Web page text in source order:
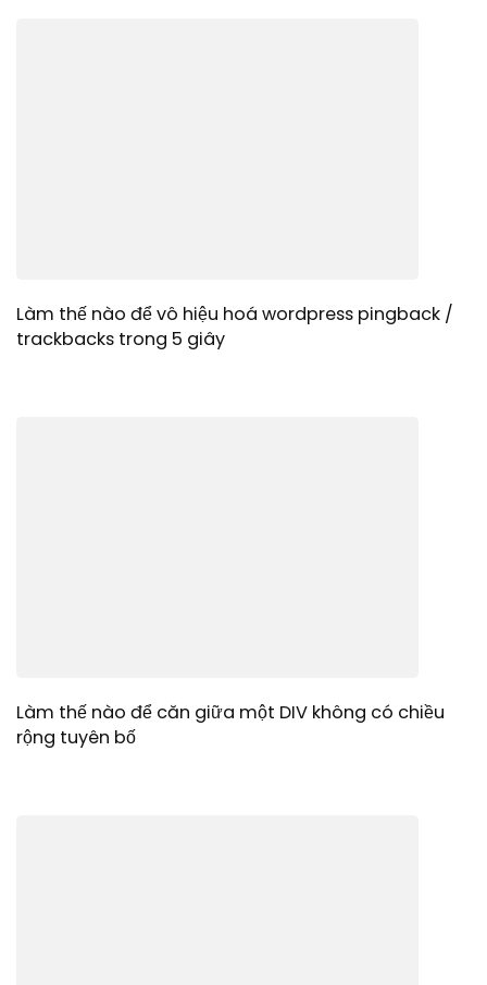
Làm thế nào để vô hiệu hoá wordpress pingback /
trackbacks trong 5 giây
Làm thế nào để căn giữa một DIV không có chiều
rộng tuyên bố